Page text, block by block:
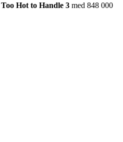
Too Hot to Handle 3 med 848 000